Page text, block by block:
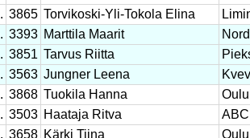
3865 Torvikoski-Yli-Tokola Elina
3393 Marttila Maarit
3851 Tarvus Riitta
3563 Jungner Leena
3868 Tuokila Hanna
Oulu
3503 Haataja Ritva
3658 Kärki Tiina
Oulu